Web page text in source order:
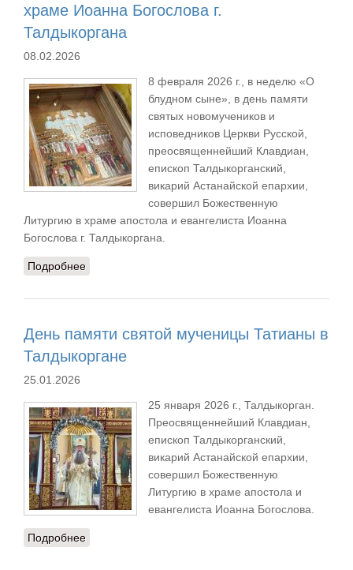
храме Иоанна Богослова г.
Талдыкоргана
08.02.2026
8 февраля 2026 г., в неделю «О
блудном сыне», в день памяти
святых новомучеников и
исповедников Церкви Русской,
преосвященнейший Клавдиан,
епископ Талдыкорганский,
викарий Астанайской епархии,
совершил Божественную
Литургию в храме апостола и евангелиста Иоанна
Богослова г. Талдыкоргана.
Подробнее
Иоанна Богослова г. Талдыкоргана
День памяти святой мученицы Татианы в
Талдыкоргане
25.01.2026
25 января 2026 г., Талдыкорган.
Преосвященнейший Клавдиан,
епископ Талдыкорганский,
викарий Астанайской епархии,
совершил Божественную
Литургию в храме апостола и
евангелиста Иоанна Богослова.
Подробнее